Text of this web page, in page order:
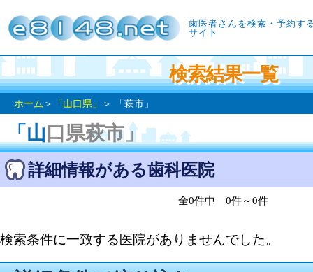
歯医者さんを検索・予約す
サイト
検索結果一覧
ホーム ＞ 「山口県」 ＞ 「萩市」
「山口県萩市」
詳細情報がある歯科医院
全0件中 0件～0件
検索条件に一致する医院がありませんでした。